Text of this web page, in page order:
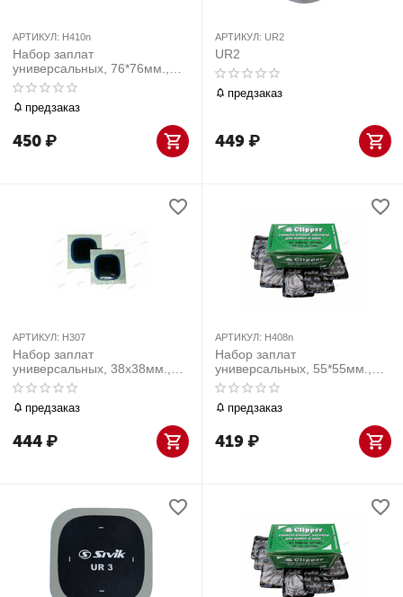
АРТИКУЛ: H410n
Набор заплат
универсальных, 76*76мм.,
25шт
предзаказ
450₽
АРТИКУЛ: UR2
UR2
предзаказ
449₽
АРТИКУЛ: H307
Набор заплат
универсальных, 38х38мм.,
50шт
предзаказ
444₽
АРТИКУЛ: H408n
Набор заплат
универсальных, 55*55мм.,
35шт
предзаказ
419₽